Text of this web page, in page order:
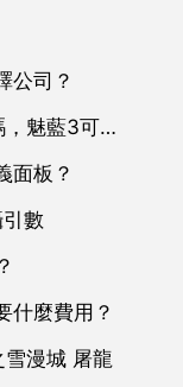
公司？
魅藍3可以刷小公尺系統嗎，魅藍3可以刷miui嗎
面板？
數
什麼費用？
漫城 屠龍